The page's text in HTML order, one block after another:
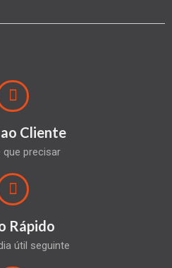
Cliente
que precisar
Rápido
útil seguinte